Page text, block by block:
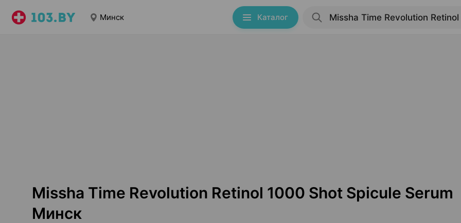
Минск Каталог
Missha Time Revolution Retinol 1000 Shot Spicule Serum
Минск